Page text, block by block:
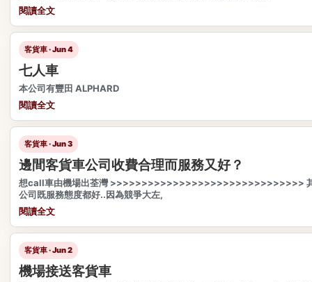
閱讀全文
客貨車 · Jun 4
七人車
本公司有豐田 ALPHARD
閱讀全文
客貨車 · Jun 3
邊間客貨車公司收費合理而服務又好？
想call車由機場出荃灣 >>>>>>>>>>>>>>>>>>>>>>>>>>>>>>> 其
公司既服務態度都好..因為競爭大左,
閱讀全文
客貨車 · Jun 2
機場接送客貨車